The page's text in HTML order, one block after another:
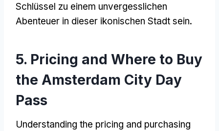
Schlüssel zu einem unvergesslichen
Abenteuer in dieser ikonischen Stadt sein.
5. Pricing and Where to Buy
the Amsterdam City Day
Pass
Understanding the pricing and purchasing